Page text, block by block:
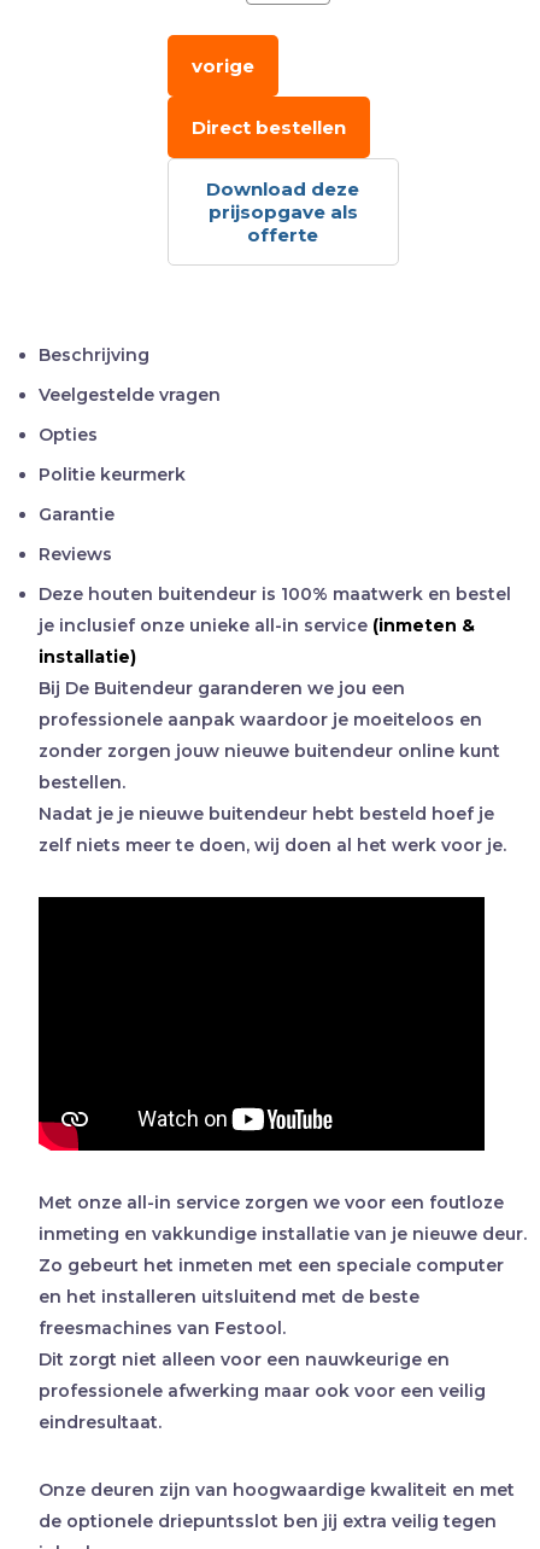
vorige
Direct bestellen
Download deze
prijsopgave als
offerte
Beschrijving
Veelgestelde vragen
Opties
Politie keurmerk
Garantie
Reviews
Deze houten buitendeur is 100% maatwerk en bestel
je inclusief onze unieke all-in service (inmeten &
installatie)
Bij De Buitendeur garanderen we jou een
professionele aanpak waardoor je moeiteloos en
zonder zorgen jouw nieuwe buitendeur online kunt
bestellen.
Nadat je je nieuwe buitendeur hebt besteld hoef je
zelf niets meer te doen, wij doen al het werk voor je.
Met onze all-in service zorgen we voor een foutloze
inmeting en vakkundige installatie van je nieuwe deur.
Zo gebeurt het inmeten met een speciale computer
en het installeren uitsluitend met de beste
freesmachines van Festool.
Dit zorgt niet alleen voor een nauwkeurige en
professionele afwerking maar ook voor een veilig
eindresultaat.
Onze deuren zijn van hoogwaardige kwaliteit en met
de optionele driepuntsslot ben jij extra veilig tegen